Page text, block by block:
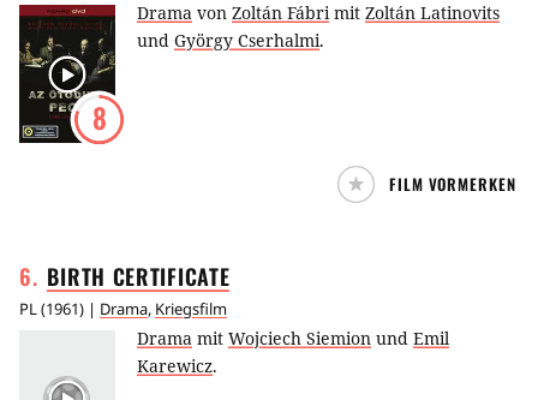
8
Drama von Zoltán Fábrimit Zoltán Latinovits
und György Cserhalmi.
FILM VORMERKEN
6. BIRTH CERTIFICATE
PL(1961) | Drama, Kriegsfilm
Drama mit Wojciech Siemion und Emil
Karewicz.